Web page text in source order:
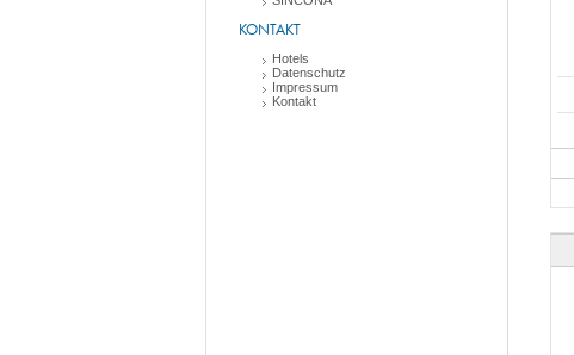
KONTAKT
Hotels
Datenschutz
Impressum
Kontakt